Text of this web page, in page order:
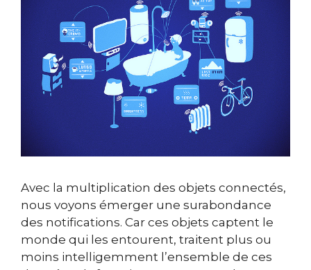
Avec la multiplication des objets connectés,
nous voyons émerger une surabondance
des notifications. Car ces objets captent le
monde qui les entourent, traitent plus ou
moins intelligemment l’ensemble de ces